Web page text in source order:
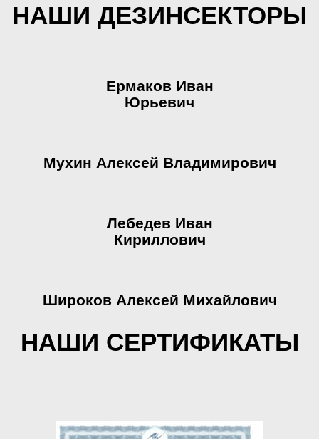
НАШИ ДЕЗИНСЕКТОРЫ
Ермаков Иван
Юрьевич
Мухин Алексей Владимирович
Лебедев Иван
Кириллович
Широков Алексей Михайлович
НАШИ СЕРТИФИКАТЫ